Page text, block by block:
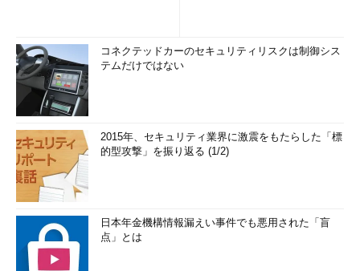
コネクテッドカーのセキュリティリスクは制御シス
テムだけではない
2015年、セキュリティ業界に激震をもたらした「標
的型攻撃」を振り返る (1/2)
日本年金機構情報漏えい事件でも悪用された「盲
点」とは